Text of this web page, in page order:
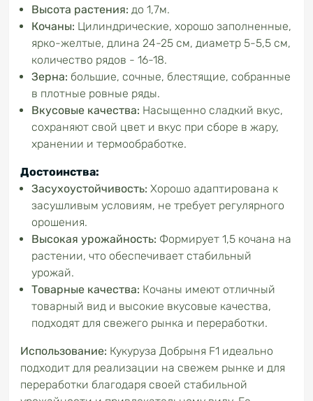
Высота растения: до 1,7м.
Кочаны: Цилиндрические, хорошо заполненные,
ярко-желтые, длина 24-25 см, диаметр 5-5,5 см,
количество рядов - 16-18.
Зерна: большие, сочные, блестящие, собранные
в плотные ровные ряды.
Вкусовые качества: Насыщенно сладкий вкус,
сохраняют свой цвет и вкус при сборе в жару,
хранении и термообработке.
Достоинства:
Засухоустойчивость: Хорошо адаптирована к
засушливым условиям, не требует регулярного
орошения.
Высокая урожайность: Формирует 1,5 кочана на
растении, что обеспечивает стабильный
урожай.
Товарные качества: Кочаны имеют отличный
товарный вид и высокие вкусовые качества,
подходят для свежего рынка и переработки.
Использование: Кукуруза Добрыня F1 идеально
подходит для реализации на свежем рынке и для
переработки благодаря своей стабильной